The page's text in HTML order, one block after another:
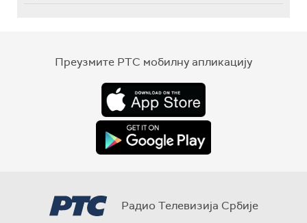
Преузмите РТС мобилну апликацију
Радио Телевизија Србије